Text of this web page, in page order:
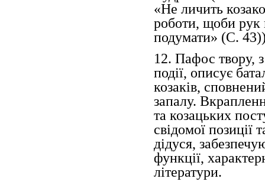
«Не личить
роботи, щоби рук
подумати» (С.
12. Пафос твору,
події, описує
козаків,
запалу.
та козацьких
свідомої позиції
дідуся,
функції,
літератури.